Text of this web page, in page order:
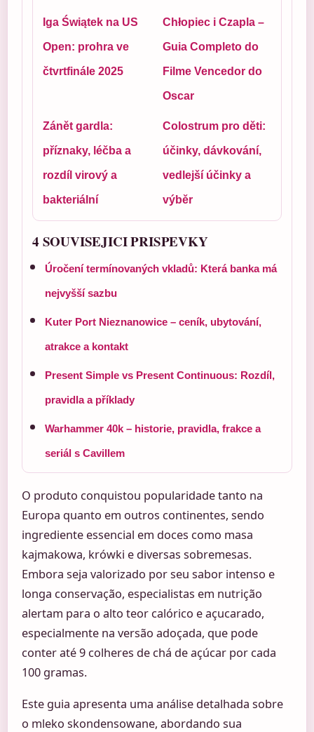
Iga Świątek na US
Open: prohra ve
čtvrtfinále 2025
Chłopiec i Czapla –
Guia Completo do
Filme Vencedor do
Oscar
Zánět gardla:
příznaky, léčba a
rozdíl virový a
bakteriální
Colostrum pro děti:
účinky, dávkování,
vedlejší účinky a
výběr
4 SOUVISEJICI PRISPEVKY
Úročení termínovaných vkladů: Která banka má
nejvyšší sazbu
Kuter Port Nieznanowice – ceník, ubytování,
atrakce a kontakt
Present Simple vs Present Continuous: Rozdíl,
pravidla a příklady
Warhammer 40k – historie, pravidla, frakce a
seriál s Cavillem
O produto conquistou popularidade tanto na
Europa quanto em outros continentes, sendo
ingrediente essencial em doces como masa
kajmakowa, krówki e diversas sobremesas.
Embora seja valorizado por seu sabor intenso e
longa conservação, especialistas em nutrição
alertam para o alto teor calórico e açucarado,
especialmente na versão adoçada, que pode
conter até 9 colheres de chá de açúcar por cada
100 gramas.
Este guia apresenta uma análise detalhada sobre
o mleko skondensowane, abordando sua